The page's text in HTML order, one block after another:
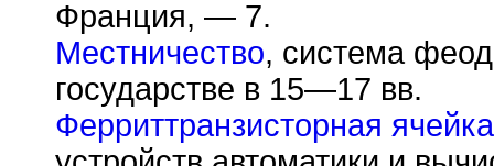
Франция, — 7.
Местничество, система
государстве в 15—17 вв.
Ферриттранзисторная ячейка